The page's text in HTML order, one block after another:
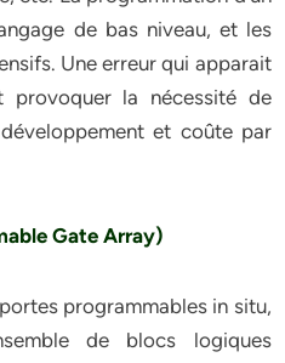
de bas niveau, et les
Une erreur qui apparait
provoquer la nécessité de
et coûte par
Gate Array)
programmables in situ,
de blocs logiques